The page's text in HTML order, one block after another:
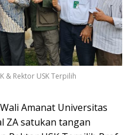
& Rektor USK Terpilih
Amanat Universitas
ZA satukan tangan